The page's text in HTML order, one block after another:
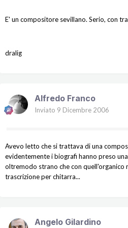
E' un compositore sevillano. Serio, con
dralig
Alfredo Franco
Inviato 9 Dicembre 2006
Avevo letto che si trattava di una
evidentemente i biografi hanno preso
oltremodo strano che con quell'organico
trascrizione per chitarra...
Angelo Gilardino